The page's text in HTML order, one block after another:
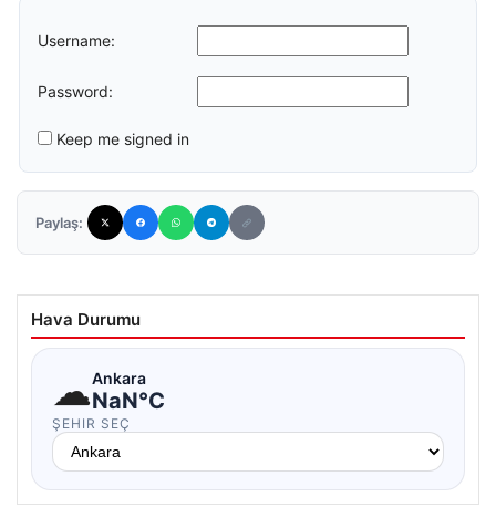
Username:
Password:
Keep me signed in
Paylaş:
Hava Durumu
☁Ankara
NaN°C
ŞEHIR SEÇ